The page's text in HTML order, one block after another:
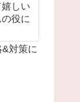
しい
役に
対策に